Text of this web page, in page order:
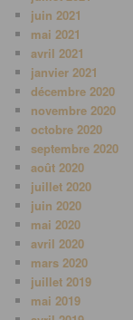
juin 2021
mai 2021
avril 2021
janvier 2021
décembre 2020
novembre 2020
octobre 2020
septembre 2020
août 2020
juillet 2020
juin 2020
mai 2020
avril 2020
mars 2020
juillet 2019
mai 2019